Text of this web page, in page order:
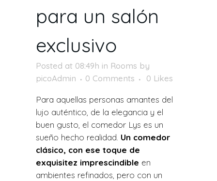
para un salón
exclusivo
Posted at 08:49h in Rooms by
picoAdmin
0 Comments 0 Likes
Para aquellas personas amantes del
lujo auténtico, de la elegancia y el
buen gusto, el comedor Lys es un
sueño hecho realidad. Un comedor
clásico, con ese toque de
exquisitez imprescindible en
ambientes refinados, pero con un